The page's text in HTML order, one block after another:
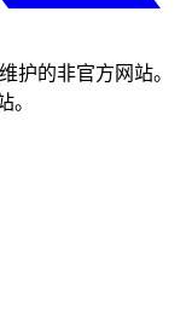
护的非官方网站。
。